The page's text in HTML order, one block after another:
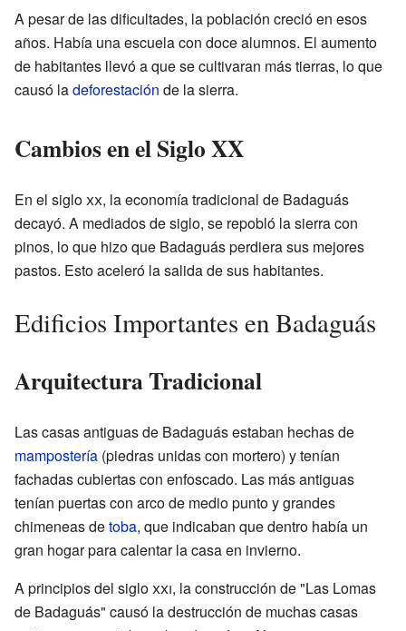
A pesar de las dificultades, la población creció en esos
años. Había una escuela con doce alumnos. El aumento
de habitantes llevó a que se cultivaran más tierras, lo que
causó ladeforestación de la sierra.
Cambios en el Siglo XX
En el sigloxx, la economía tradicional de Badaguás
decayó. A mediados de siglo, se repobló la sierra con
pinos, lo que hizo que Badaguás perdiera sus mejores
pastos. Esto aceleró la salida de sus habitantes.
Edificios Importantes en Badaguás
Arquitectura Tradicional
Las casas antiguas de Badaguás estaban hechas de
mampostería (piedras unidas con mortero) y tenían
fachadas cubiertas con enfoscado. Las más antiguas
tenían puertas con arco de medio punto y grandes
chimeneas detoba, que indicaban que dentro había un
gran hogar para calentar la casa en invierno.
A principios del sigloxxi, la construcción de "Las Lomas
de Badaguás" causó la destrucción de muchas casas